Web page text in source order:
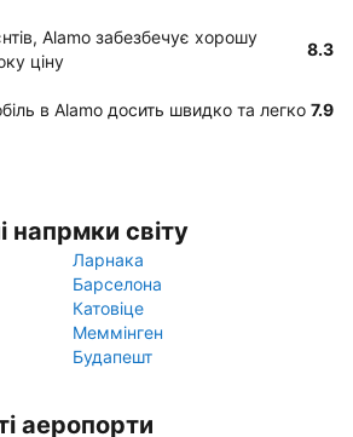
Alamo забезбечує хорошу
ціну
8.3
в Alamo досить швидко та легко 7.9
напрмки світу
Ларнака
Барселона
Катовіце
Меммінген
Будапешт
аеропорти